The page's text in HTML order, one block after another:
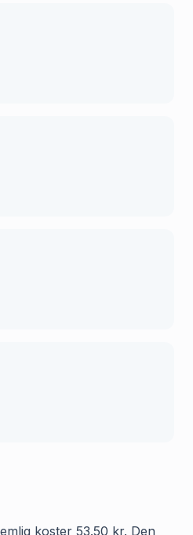
koster 53.50 kr. Den